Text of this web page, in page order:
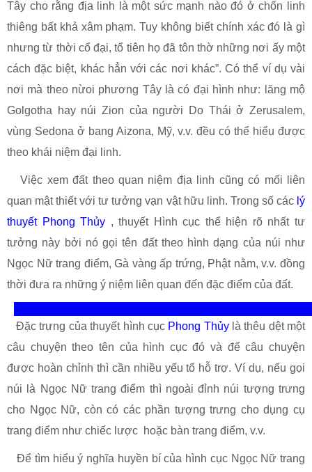
Tây cho rằng địa linh là một sức mạnh nào đó ở chốn linh
thiêng bất khả xâm phạm. Tuy không biết chính xác đó là gì
nhưng từ thời cổ đại, tổ tiên họ đã tôn thờ những nơi ấy một
cách đặc biệt, khác hẳn với các nơi khác”. Có thể ví dụ vài
nơi mà theo nừoi phương Tây là có đại hình như: lăng mộ
Golgotha hay núi Zion của người Do Thái ở Zerusalem,
vùng Sedona ở bang Aizona, Mỹ, v.v. đều có thể hiểu được
theo khái niệm đại linh.
Việc xem đất theo quan niệm địa linh cũng có mối liên
quan mật thiết với tư tưởng vạn vật hữu linh. Trong số các lý
thuyết Phong Thủy , thuyết Hình cục thể hiện rõ nhất tư
tưởng này bởi nó gọi tên đất theo hình dạng của núi như
Ngọc Nữ trang điểm, Gà vàng ấp trứng, Phật nằm, v.v. đồng
thời đưa ra những ý niệm liên quan đến đặc điểm của đất.
Đặc trưng của thuyết hình cục Phong Thủylà thêu dệt một
câu chuyện theo tên của hình cục đó và để câu chuyện
được hoàn chỉnh thì cần nhiều yếu tố hỗ trợ. Ví dụ, nếu gọi
núi là Ngọc Nữ trang điểm thì ngoài đỉnh núi tượng trưng
cho Ngọc Nữ, còn có các phần tượng trưng cho dụng cụ
trang điểm như chiếc lược hoặc bàn trang điểm, v.v.
Để tìm hiểu ý nghĩa huyền bí của hình cục Ngọc Nữ trang